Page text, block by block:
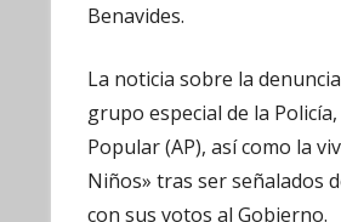
Benavides.
La noticia sobre la
grupo especial de la
Popular (AP), así como la
Niños» tras ser señalados
con sus votos al Gobierno.